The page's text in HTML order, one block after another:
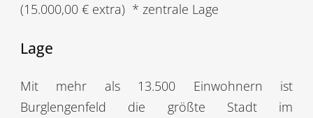
(15.000,00 € extra) * zentrale Lage
Lage
Mit mehr als 13.500 Einwohnern ist
Burglengenfeld die größte Stadt im